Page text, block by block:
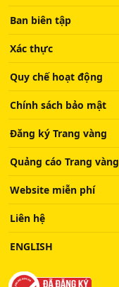
Ban biên tập
Xác thực
Quy chế hoạt động
Chính sách bảo mật
Đăng ký Trang vàng
Quảng cáo Trang vàng
Website miễn phí
Liên hệ
ENGLISH